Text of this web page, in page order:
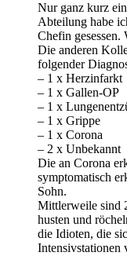
Nur ganz kurz
Abteilung habe
Chefin
Die anderen
folgender
– 1 x Herzinfarkt
– 1 x Gallen-OP
– 1 x
– 1 x Grippe
– 1 x Corona
– 2 x Unbekannt
Die an Corona
symptomatisch
Sohn.
Mittlerweile sind
husten und
die Idioten, die
Intensivstationen